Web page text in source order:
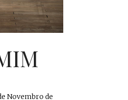
Novembro de